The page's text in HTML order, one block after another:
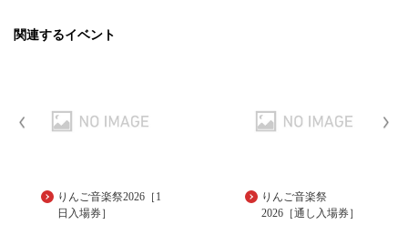
関連するイベント
りんご音楽祭2026［1
日入場券］
りんご音楽祭
2026［通し入場券］